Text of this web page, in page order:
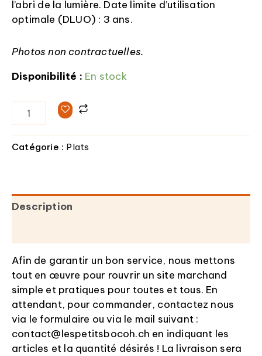
l’abri de la lumière. Date limite d’utilisation
optimale (DLUO) : 3 ans.
Photos non contractuelles.
Disponibilité : En stock
Catégorie : Plats
Description
Afin de garantir un bon service, nous mettons
tout en œuvre pour rouvrir un site marchand
simple et pratiques pour toutes et tous. En
attendant, pour commander, contactez nous
via le formulaire ou via le mail suivant :
contact@lespetitsbocoh.ch en indiquant les
articles et la quantité désirés ! La livraison sera